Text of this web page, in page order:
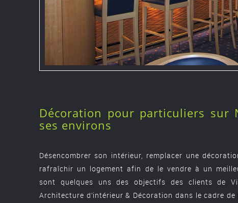
Décoration pour particuliers sur
ses environs
Désencombrer son intérieur, remplacer une
rafraîchir un logement afin de le vendre à un
sont quelques uns des objectifs des clients de
Architecture d’intérieur & Décoration dans le cadre